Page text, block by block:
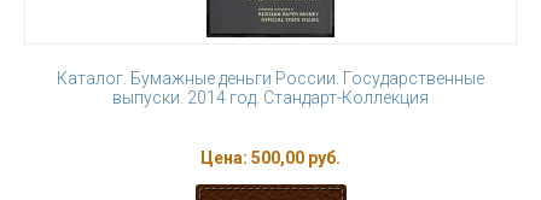
Каталог. Бумажные деньги России. Государственные
выпуски. 2014 год. Стандарт-Коллекция
Цена: 500,00 руб.